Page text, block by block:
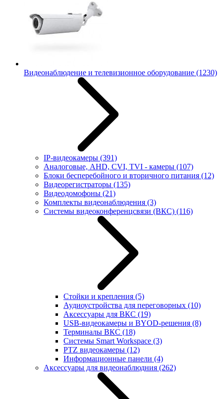
Видеонаблюдение и телевизионное оборудование (1230)
IP-видеокамеры (391)
Аналоговые, AHD, CVI, TVI - камеры (107)
Блоки бесперебойного и вторичного питания (12)
Видеорегистраторы (135)
Видеодомофоны (21)
Комплекты видеонаблюдения (3)
Системы видеоконференцсвязи (ВКС) (116)
Стойки и крепления (5)
Аудиоустройства для переговорных (10)
Аксессуары для ВКС (19)
USB-видеокамеры и BYOD-решения (8)
Терминалы ВКС (18)
Системы Smart Workspace (3)
PTZ видеокамеры (12)
Информационные панели (4)
Аксессуары для видеонаблюдния (262)